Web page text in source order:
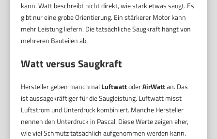
kann. Watt beschreibt nicht direkt, wie stark etwas saugt. Es
gibt nur eine grobe Orientierung. Ein stärkerer Motor kann
mehr Leistung liefern. Die tatsächliche Saugkraft hängt von
mehreren Bauteilen ab.
Watt versus Saugkraft
Hersteller geben manchmalLuftwattoderAirWattan. Das
ist aussagekräftiger für die Saugleistung. Luftwatt misst
Luftstrom und Unterdruck kombiniert. Manche Hersteller
nennen den Unterdruck in Pascal. Diese Werte zeigen eher,
wie viel Schmutz tatsächlich aufgenommen werden kann.